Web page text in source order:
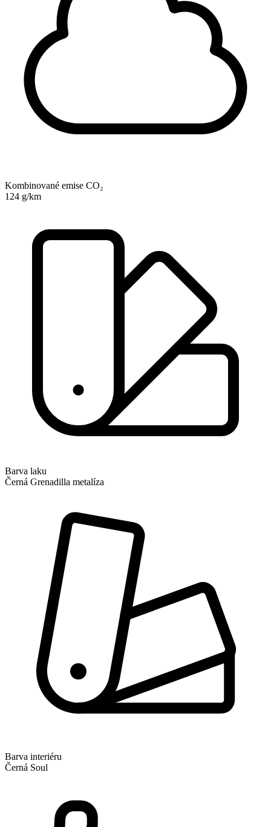
Kombinované emise CO₂
124 g/km
Barva laku
Černá Grenadilla metalíza
Barva interiéru
Černá Soul